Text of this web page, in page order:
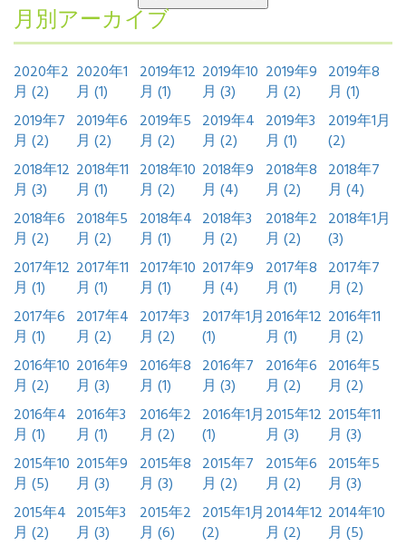
月別アーカイブ
2020年2
月 (2)
2020年1
月 (1)
2019年12
月 (1)
2019年10
月 (3)
2019年9
月 (2)
2019年8
月 (1)
2019年7
月 (2)
2019年6
月 (2)
2019年5
月 (2)
2019年4
月 (2)
2019年3
月 (1)
2019年1月
(2)
2018年12
月 (3)
2018年11
月 (1)
2018年10
月 (2)
2018年9
月 (4)
2018年8
月 (2)
2018年7
月 (4)
2018年6
月 (2)
2018年5
月 (2)
2018年4
月 (1)
2018年3
月 (2)
2018年2
月 (2)
2018年1月
(3)
2017年12
月 (1)
2017年11
月 (1)
2017年10
月 (1)
2017年9
月 (4)
2017年8
月 (1)
2017年7
月 (2)
2017年6
月 (1)
2017年4
月 (2)
2017年3
月 (2)
2017年1月
(1)
2016年12
月 (1)
2016年11
月 (2)
2016年10
月 (2)
2016年9
月 (3)
2016年8
月 (1)
2016年7
月 (3)
2016年6
月 (2)
2016年5
月 (2)
2016年4
月 (1)
2016年3
月 (1)
2016年2
月 (2)
2016年1月
(1)
2015年12
月 (3)
2015年11
月 (3)
2015年10
月 (5)
2015年9
月 (3)
2015年8
月 (3)
2015年7
月 (2)
2015年6
月 (2)
2015年5
月 (3)
2015年4
月 (2)
2015年3
月 (3)
2015年2
月 (6)
2015年1月
(2)
2014年12
月 (2)
2014年10
月 (5)